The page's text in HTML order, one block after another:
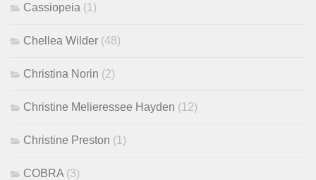
Cassiopeia (1)
Chellea Wilder (48)
Christina Norin (2)
Christine Melieressee Hayden (12)
Christine Preston (1)
COBRA (3)